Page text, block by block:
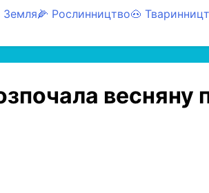
Земля🌽 Рослинництво🐽
весняну